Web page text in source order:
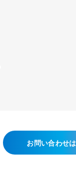
お問い合わせ